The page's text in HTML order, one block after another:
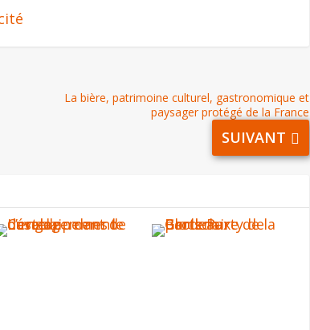
La bière, patrimoine culturel, gastronomique et
paysager protégé de la France
SUIVANT